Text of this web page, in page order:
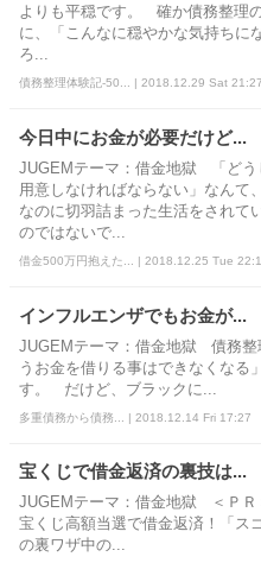
よりも平穏です。 確か債務整理
に、「こんなに穏やかな気持ちに
ろ...
債務整理体験記-50... | 2018.12.29 Sat 21:27
今日中にお金が必要だけど...
JUGEMテーマ：借金地獄 「どう
用意しなければならない」なんて
なのに切羽詰まった生活をされて
のではないで...
借金500万円抱えた... | 2018.12.25 Tue
インフルエンザでもお金が...
JUGEMテーマ：借金地獄 債務整
うお金を借りる事はできなくなる
す。 だけど、ブラックに...
多重債務から債務... | 2018.12.14 Fri 17:27
宝くじで借金返済の裏技は...
JUGEMテーマ：借金地獄 ＜ＰＲ
宝くじ高額当選で借金返済！「
の裏ワザ中の...